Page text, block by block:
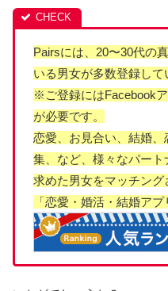
Pairsには、20〜30代の
いる男女が多数登録して
※ご登録にはFacebook
が必要です。
恋愛、お見合い、結婚
集、など、様々なパート
求めた男女をマッチン
「恋愛・婚活・結婚アプ